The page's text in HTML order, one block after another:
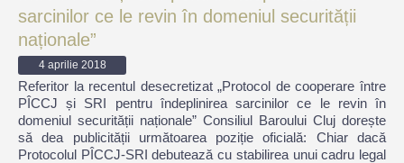
sarcinilor ce le revin în domeniul securității
naționale”
4 aprilie 2018
Referitor la recentul desecretizat „Protocol de cooperare între
PÎCCJ și SRI pentru îndeplinirea sarcinilor ce le revin în
domeniul securității naționale” Consiliul Baroului Cluj dorește
să dea publicității următoarea poziție oficială: Chiar dacă
Protocolul PÎCCJ-SRI debutează cu stabilirea unui cadru legal